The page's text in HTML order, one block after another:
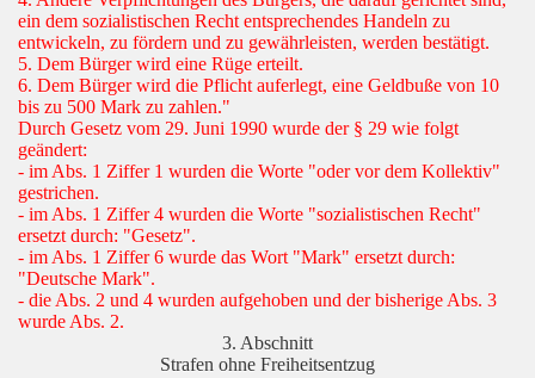
ein dem sozialistischen Recht entsprechendes Handeln zu
entwickeln, zu fördern und zu gewährleisten, werden bestätigt.
5. Dem Bürger wird eine Rüge erteilt.
6. Dem Bürger wird die Pflicht auferlegt, eine Geldbuße von 10
bis zu 500 Mark zu zahlen."
Durch Gesetz vom 29. Juni 1990 wurde der § 29 wie folgt
geändert:
- im Abs. 1 Ziffer 1 wurden die Worte "oder vor dem Kollektiv"
gestrichen.
- im Abs. 1 Ziffer 4 wurden die Worte "sozialistischen Recht"
ersetzt durch: "Gesetz".
- im Abs. 1 Ziffer 6 wurde das Wort "Mark" ersetzt durch:
"Deutsche Mark".
- die Abs. 2 und 4 wurden aufgehoben und der bisherige Abs. 3
wurde Abs. 2.
3. Abschnitt
Strafen ohne Freiheitsentzug